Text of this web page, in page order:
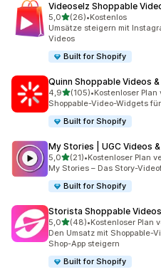
Videoselz Shoppable
5,0von 5 Sternen
(26)
26 Rezensionen insgesamt
•Kostenlos
Umsätze steigern mit
Videos
Built for Shopify
Quinn Shoppable Videos &
4,9von 5 Sternen
(105)
105 Rezensionen insgesamt
•Kostenloser Plan
Shoppable-Video-Widgets
Built for Shopify
My Stories | UGC Videos
5,0von 5 Sternen
(21)
21 Rezensionen insgesamt
•Kostenloser Plan
My Stories – Das Story-
Built for Shopify
Storista Shoppable
5,0von 5 Sternen
(48)
48 Rezensionen insgesamt
•Kostenloser Plan
Den Umsatz mit Shoppable-
Shop-App steigern
Built for Shopify